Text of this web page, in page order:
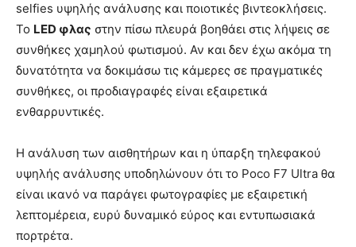
selfies υψηλής ανάλυσης και ποιοτικές βιντεοκλήσεις.
Το LED φλας στην πίσω πλευρά βοηθάει στις λήψεις σε
συνθήκες χαμηλού φωτισμού. Αν και δεν έχω ακόμα τη
δυνατότητα να δοκιμάσω τις κάμερες σε πραγματικές
συνθήκες, οι προδιαγραφές είναι εξαιρετικά
ενθαρρυντικές.
Η ανάλυση των αισθητήρων και η ύπαρξη τηλεφακού
υψηλής ανάλυσης υποδηλώνουν ότι το Poco F7 Ultra θα
είναι ικανό να παράγει φωτογραφίες με εξαιρετική
λεπτομέρεια, ευρύ δυναμικό εύρος και εντυπωσιακά
πορτρέτα.